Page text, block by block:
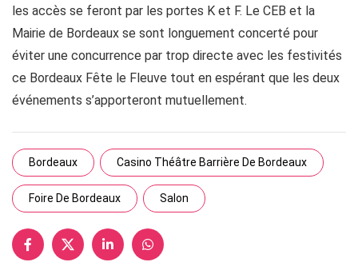
les accès se feront par les portes K et F. Le CEB et la
Mairie de Bordeaux se sont longuement concerté pour
éviter une concurrence par trop directe avec les festivités
ce Bordeaux Fête le Fleuve tout en espérant que les deux
événements s’apporteront mutuellement.
Bordeaux Casino Théâtre Barrière De Bordeaux
Foire De Bordeaux Salon